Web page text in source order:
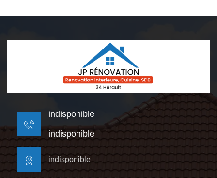
indisponible
indisponible
indisponible